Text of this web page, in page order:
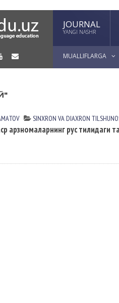
JOURNAL
YANGI NASHR
MUALLIFLARGA
SINXRON VА DIАXRON
арзномаларнинг рус